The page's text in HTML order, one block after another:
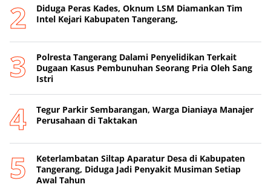
Diduga Peras Kades, Oknum LSM Diamankan Tim
Intel Kejari Kabupaten Tangerang,
Polresta Tangerang Dalami Penyelidikan Terkait
Dugaan Kasus Pembunuhan Seorang Pria Oleh Sang
Istri
Tegur Parkir Sembarangan, Warga Dianiaya Manajer
Perusahaan di Taktakan
Keterlambatan Siltap Aparatur Desa di Kabupaten
Tangerang, Diduga Jadi Penyakit Musiman Setiap
Awal Tahun